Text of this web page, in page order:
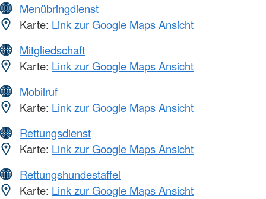
Menübringdienst
Karte: Link zur Google Maps Ansicht
Mitgliedschaft
Karte: Link zur Google Maps Ansicht
Mobilruf
Karte: Link zur Google Maps Ansicht
Rettungsdienst
Karte: Link zur Google Maps Ansicht
Rettungshundestaffel
Karte: Link zur Google Maps Ansicht